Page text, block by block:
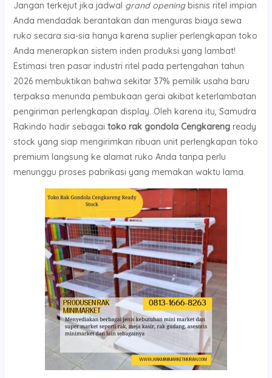
Jangan terkejut jika jadwal grand openingbisnis ritel impian
Anda mendadak berantakan dan menguras biaya sewa
ruko secara sia-sia hanya karena suplier perlengkapan toko
Anda menerapkan sistem inden produksi yang lambat!
Estimasi tren pasar industri ritel pada pertengahan tahun
2026 membuktikan bahwa sekitar 37% pemilik usaha baru
terpaksa menunda pembukaan gerai akibat keterlambatan
pengiriman perlengkapan display. Oleh karena itu, Samudra
Rakindo hadir sebagai toko rak gondola Cengkarengready
stock yang siap mengirimkan ribuan unit perlengkapan toko
premium langsung ke alamat ruko Anda tanpa perlu
menunggu proses pabrikasi yang memakan waktu lama.